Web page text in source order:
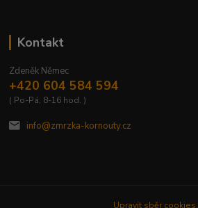
Kontakt
Zdeněk Němec
+420 604 584 594
( Po-Pá, 8-16 hod. )
info@zmrzka-kornouty.cz
Upravit sběr cookies.